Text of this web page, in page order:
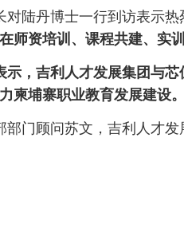
对陆丹博士一行到访表示
师资培训、课程共建、实
示，吉利人才发展集团与
柬埔寨职业教育发展建设
部门顾问苏文，吉利人才